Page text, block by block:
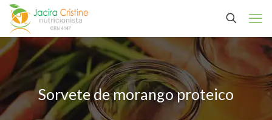
Sorvete de morango proteico